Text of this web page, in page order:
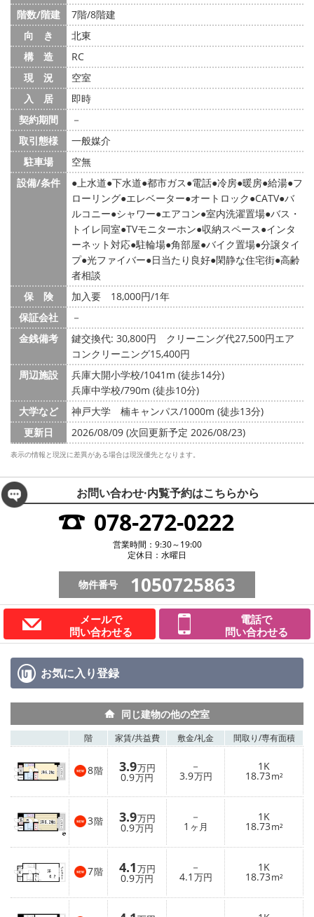
階数/階建
7階/8階建
向 き
北東
構 造
RC
現 況
空室
入 居
即時
契約期間
－
取引態様
一般媒介
駐車場
空無
設備/条件
上水道 下水道 都市ガス 電話 冷房 暖房 給湯 フ
ローリング エレベーター オートロック CATV バ
ルコニー シャワー エアコン 室内洗濯置場 バス・
トイレ同室 TVモニターホン 収納スペース インタ
ーネット対応 駐輪場 角部屋 バイク置場 分譲タイ
プ 光ファイバー 日当たり良好 閑静な住宅街 高齢
者相談
保 険
加入要 18,000円/1年
保証会社
－
金銭備考
鍵交換代: 30,800円
クリーニング代27,500円エア
コンクリーニング15,400円
周辺施設
兵庫大開小学校/1041m (徒歩14分)
兵庫中学校/790m (徒歩10分)
大学など
神戸大学 楠キャンパス/1000m (徒歩13分)
更新日
2026/08/09 (次回更新予定 2026/08/23)
表示の情報と現況に差異がある場合は現況優先となります。
お問い合わせ·内覧予約はこちらから
078-272-0222
営業時間：9:30～19:00
定休日：水曜日
物件番号 1050725863
メールで
問い合わせる
電話で
問い合わせる
お気に入り登録
同じ建物の他の空室
階 家賃/共益費 敷金/礼金 間取り/専有面積
8階 3.9万円
0.9万円
－
3.9万円
1K
18.73m²
3階 3.9万円
0.9万円
－
1 ヶ月
1K
18.73m²
7階 4.1万円
0.9万円
－
4.1 万円
1K
18.73m²